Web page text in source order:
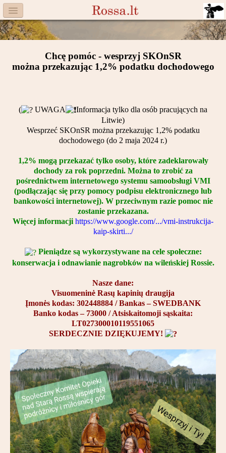
Menu
Facebook
Komitet
Książka
Moneta
Rossa
Trasy
Kontakt
Chcę pomóc - wesprzyj SKOnSR
można przekazując 1,2% podatku dochodowego
( UWAGA
Informacja tylko dla osób pracujących na
Litwie)
Wesprzeć SKOnSR można przekazując 1,2% podatku
dochodowego (do 2 maja 2024 r.)
1,2% mogą przekazać tylko osoby, które zadeklarowały
dochody za rok poprzedni. Można to zrobić za
pośrednictwem internetowego systemu samoobsługi VMI
(podłączając się przy pomocy podpisu elektronicznego lub
bankowości internetowej). W przeciwnym razie pomoc nie
zostanie przekazana.
Więcej informacji https://www.google.com/.../vmi-instrukcija-
kaip-skirti.../
Pieniądze są wykorzystywane na cele społeczne:
konserwacja i odnawianie nagrobków na wileńskiej Rossie.
Nasze dane:
Visuomeninė Rasų kapinių draugija
Įmonės kodas: 302448884 / Bankas – SWEDBANK
Banko kodas – 73000 / Atsiskaitomoji sąskaita:
LT027300010119551065
SERDECZNIE DZIĘKUJEMY!